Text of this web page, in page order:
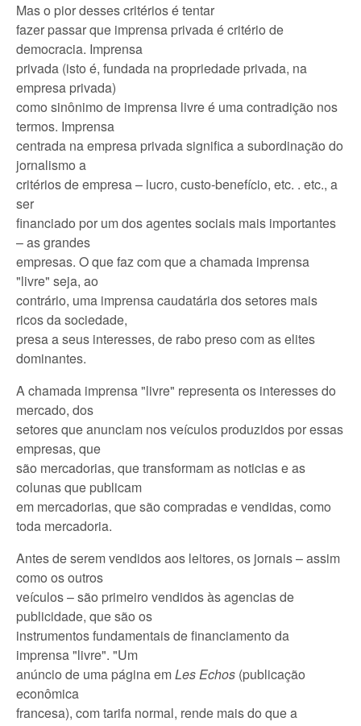
Mas o pior desses critérios é tentar
fazer passar que imprensa privada é critério de
democracia. Imprensa
privada (isto é, fundada na propriedade privada, na
empresa privada)
como sinônimo de imprensa livre é uma contradição nos
termos. Imprensa
centrada na empresa privada significa a subordinação do
jornalismo a
critérios de empresa – lucro, custo-benefício, etc. . etc., a
ser
financiado por um dos agentes sociais mais importantes
– as grandes
empresas. O que faz com que a chamada imprensa
"livre" seja, ao
contrário, uma imprensa caudatária dos setores mais
ricos da sociedade,
presa a seus interesses, de rabo preso com as elites
dominantes.
A chamada imprensa "livre" representa os interesses do
mercado, dos
setores que anunciam nos veículos produzidos por essas
empresas, que
são mercadorias, que transformam as noticias e as
colunas que publicam
em mercadorias, que são compradas e vendidas, como
toda mercadoria.
Antes de serem vendidos aos leitores, os jornais – assim
como os outros
veículos – são primeiro vendidos às agencias de
publicidade, que são os
instrumentos fundamentais de financiamento da
imprensa "livre". "Um
anúncio de uma página emLes Echos (publicação
econômica
francesa), com tarifa normal, rende mais do que a